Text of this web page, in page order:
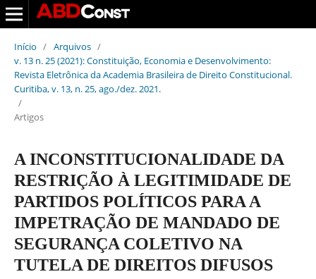
Início / Arquivos /
v. 13 n. 25 (2021): Constituição, Economia e Desenvolvimento:
Revista Eletrônica da Academia Brasileira de Direito Constitucional.
Curitiba, v. 13, n. 25, ago./dez. 2021.
/
Artigos
A INCONSTITUCIONALIDADE DA
RESTRIÇÃO À LEGITIMIDADE DE
PARTIDOS POLÍTICOS PARA A
IMPETRAÇÃO DE MANDADO DE
SEGURANÇA COLETIVO NA
TUTELA DE DIREITOS DIFUSOS